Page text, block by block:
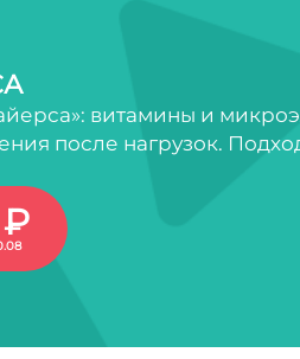
витамины и
после нагрузок.